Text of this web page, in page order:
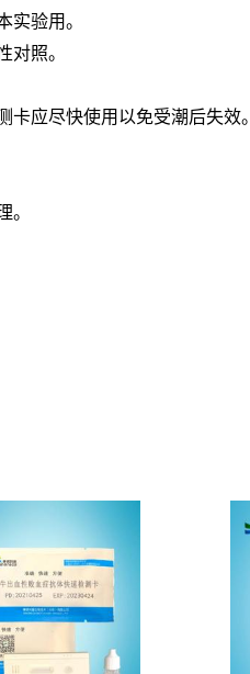
实验用。
对照。
应尽快使用以免受潮后失效。
。